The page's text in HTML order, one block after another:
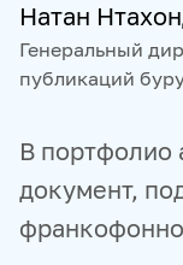
Натан
Генеральный
публикаций
В портфолио
документ,